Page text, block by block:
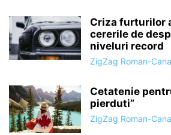
Criza furturilor
cererile de
niveluri record
ZigZag Roman-
Cetatenie
pierduti”
ZigZag Roman-